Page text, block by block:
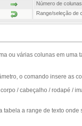
Número de
Range/seleção de
ou várias colunas em uma
o comando insere as
/ cabeçalho / rodapé /
tabela a range de texto